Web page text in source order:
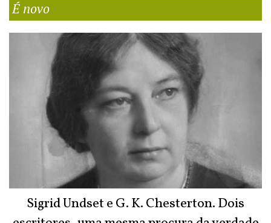
É novo
Sigrid Undset e G. K. Chesterton. Dois